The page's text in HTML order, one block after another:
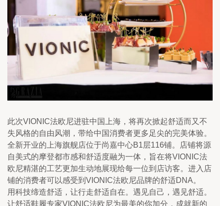
此次VIONIC法欧尼进驻中国上海，将再次掀起舒适而又不
失风格的自由风潮，带给中国消费者更多足尖的完美体验。
全新开业的上海旗舰店位于尚嘉中心B1层116铺。店铺将源
自美式的摩登都市感和舒适度融为一体，旨在将VIONIC法
欧尼精湛的工艺更加生动地展现给每一位到店访客。进入店
铺的消费者可以感受到VIONIC法欧尼品牌的舒适DNA。
用科技缔造舒适，让行走舒适自在。遇见自己，遇见舒适。
让舒适鞋履专家VIONIC法欧尼为最美的你加分，成就新的